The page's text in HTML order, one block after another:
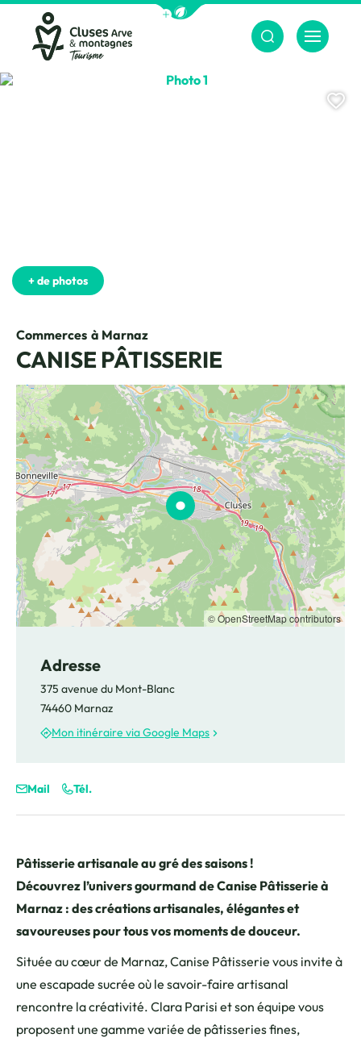
Afficher la barre de navigation du
Cluses Arve &amp; montagnes
Menu
Commerces à Marnaz
CANISE PÂTISSERIE
Photo 1
+ de photos
Pâtisserie artisanale au gré des saisons !
Découvrez l’univers gourmand de Canise Pâtisserie à
Marnaz : des créations artisanales, élégantes et
savoureuses pour tous vos moments de douceur.
Située au cœur de Marnaz, Canise Pâtisserie vous invite à
une escapade sucrée où le savoir-faire artisanal
rencontre la créativité. Clara Parisi et son équipe vous
proposent une gamme variée de pâtisseries fines,
© OpenStreetMap contributors
Adresse
375 avenue du Mont-Blanc
74460 Marnaz
Mon itinéraire via Google Maps
Mail Tél.